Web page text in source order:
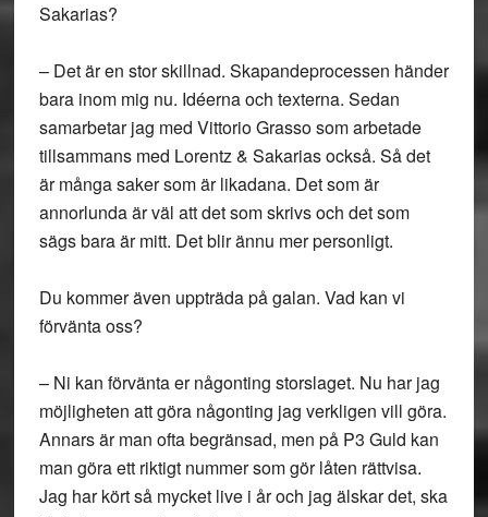
Sakarias?
– Det är en stor skillnad. Skapandeprocessen händer
bara inom mig nu. Idéerna och texterna. Sedan
samarbetar jag med Vittorio Grasso som arbetade
tillsammans med Lorentz & Sakarias också. Så det
är många saker som är likadana. Det som är
annorlunda är väl att det som skrivs och det som
sägs bara är mitt. Det blir ännu mer personligt.
Du kommer även uppträda på galan. Vad kan vi
förvänta oss?
– Ni kan förvänta er någonting storslaget. Nu har jag
möjligheten att göra någonting jag verkligen vill göra.
Annars är man ofta begränsad, men på P3 Guld kan
man göra ett riktigt nummer som gör låten rättvisa.
Jag har kört så mycket live i år och jag älskar det, ska